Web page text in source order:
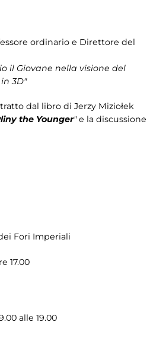
ordinario e Direttore del
il Giovane nella visione del
3D"
dal libro di Jerzy Miziołek
the Younger"e la discussione
Fori Imperiali
17.00
alle 19.00